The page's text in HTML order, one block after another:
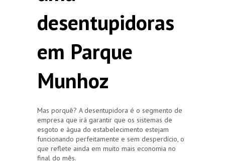
desentupidoras
em Parque
Munhoz
Mas porquê? A desentupidora é o segmento de
empresa que irá garantir que os sistemas de
esgoto e água do estabelecimento estejam
funcionando perfeitamente e sem desperdício, o
que reflete ainda em muito mais economia no
final do mês.